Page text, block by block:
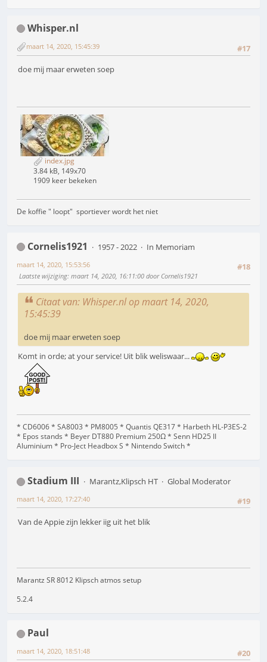
Whisper.nl
#17
maart 14, 2020, 15:45:39
doe mij maar erweten soep
index.jpg
3.84 kB, 149x70
1909 keer bekeken
De koffie " loopt" sportiever wordt het niet
Cornelis1921 1957 - 2022
In Memoriam
#18
maart 14, 2020, 15:53:56
Laatste wijziging: maart 14, 2020, 16:11:00 door Cornelis1921
Citaat van: Whisper.nl op maart 14, 2020,
15:45:39
doe mij maar erweten soep
Komt in orde; at your service! Uit blik weliswaar...
* CD6006 * SA8003 * PM8005 * Quantis QE317 * Harbeth HL-P3ES-2
* Epos stands * Beyer DT880 Premium 250Ω * Senn HD25 II
Aluminium * Pro-Ject Headbox S * Nintendo Switch *
Stadium III Marantz,Klipsch HT
Global Moderator
#19
maart 14, 2020, 17:27:40
Van de Appie zijn lekker iig uit het blik
Marantz SR 8012 Klipsch atmos setup
5.2.4
Paul
#20
maart 14, 2020, 18:51:48